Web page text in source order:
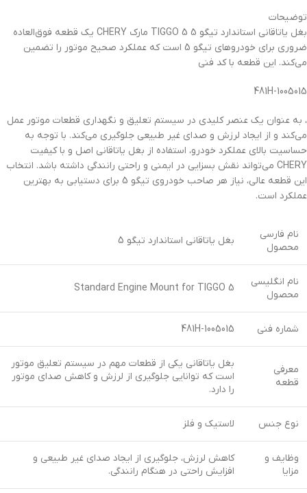
توضیحات
بغل یاتاقانی استاندارد تیگو 5 TIGGO 5 مارک CHERY یک قطعه فوق‌العاده
ضروری برای خودروهای تیگو 5 است که عملکرد صحیح موتور را تضمین
می‌کند. این قطعه با کد فنی
481H-1005015
، به عنوان یک عنصر کلیدی در سیستم تعلیق و نگهداری قطعات موتور عمل
می‌کند و از ایجاد لرزش و صدای غیر طبیعی جلوگیری می‌کند. با توجه به
حساسیت بالای عملکرد خودرو، استفاده از بغل یاتاقانی اصل و با کیفیت
CHERY می‌تواند نقش بسزایی در ایمنی و راحتی رانندگی داشته باشد. انتخاب
این قطعه عالی، نیاز هر صاحب خودروی تیگو 5 برای دستیابی به بهترین
عملکرد است.
نام فارسی
محصول
بغل یاتاقانی استاندارد تیگو 5
نام انگلیسی
محصول
Standard Engine Mount for TIGGO 5
شماره فنی 481H-1005015
معرفی
قطعه
بغل یاتاقانی یکی از قطعات مهم در سیستم تعلیق موتور
است که توانایی جلوگیری از لرزش و کاهش صدای موتور
را دارد.
نوع جنس لاستیک و فلز
وظایف و
مزایا
کاهش لرزش، جلوگیری از ایجاد صدای غیر طبیعی و
افزایش راحتی در هنگام رانندگی.